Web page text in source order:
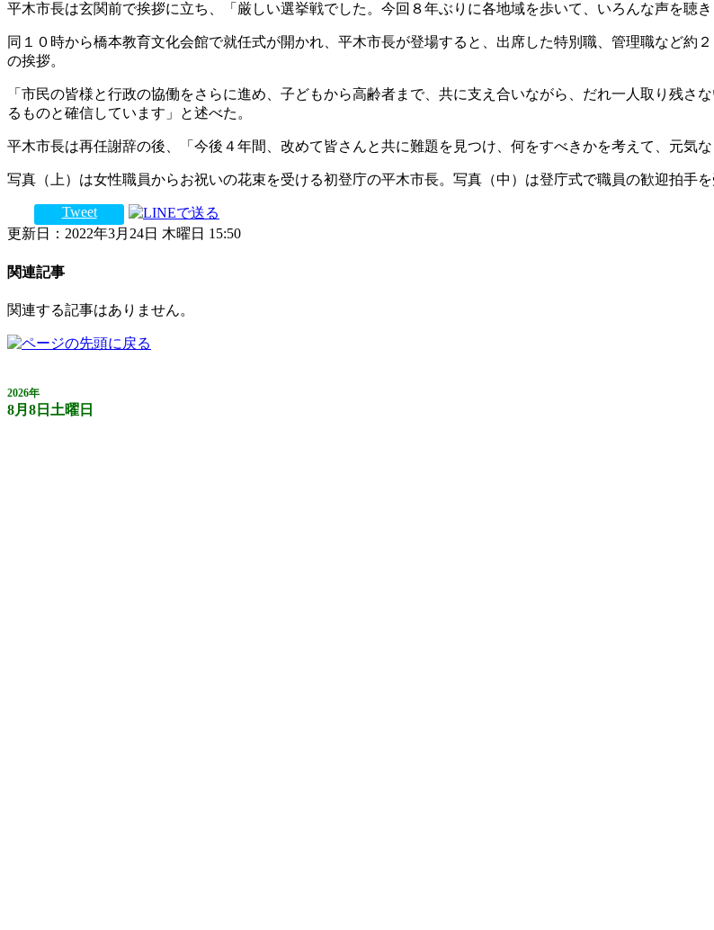
平木市長は玄関前で挨拶に立ち、「厳しい選挙戦でした。今回８年ぶりに各地域を歩いて、いろんな声を聴
同１０時から橋本教育文化会館で就任式が開かれ、平木市長が登場すると、出席した特別職、管理職など約
の挨拶。
「市民の皆様と行政の協働をさらに進め、子どもから高齢者まで、共に支え合いながら、だれ一人取り残
るものと確信しています」と述べた。
平木市長は再任謝辞の後、「今後４年間、改めて皆さんと共に難題を見つけ、何をすべきかを考えて、元気
写真（上）は女性職員からお祝いの花束を受ける初登庁の平木市長。写真（中）は登庁式で職員の歓迎拍手
Tweet
更新日：2022年3月24日 木曜日 15:50
関連記事
関連する記事はありません。
2026年
8月8日土曜日